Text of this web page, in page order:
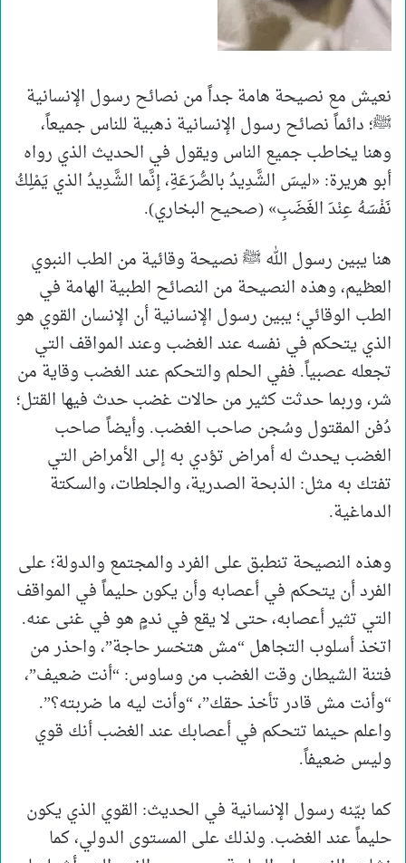
نعيش مع نصيحة هامة جداً من نصائح رسول الإنسانية
ﷺ؛ دائماً نصائح رسول الإنسانية ذهبية للناس جميعاً،
وهنا يخاطب جميع الناس ويقول في الحديث الذي رواه
أبو هريرة: «ليسَ الشَّدِيدُ بالصُّرَعَةِ، إنَّما الشَّدِيدُ الذي يَمْلِكُ
نَفْسَهُ عِنْدَ الغَضَبِ» (صحيح البخاري).
هنا يبين رسول الله ﷺ نصيحة وقائية من الطب النبوي
العظيم، وهذه النصيحة من النصائح الطبية الهامة في
الطب الوقائي؛ يبين رسول الإنسانية أن الإنسان القوي هو
الذي يتحكم في نفسه عند الغضب وعند المواقف التي
تجعله عصبياً. ففي الحلم والتحكم عند الغضب وقاية من
شر، وربما حدثت كثير من حالات غضب حدث فيها القتل؛
دُفن المقتول وسُجن صاحب الغضب. وأيضاً صاحب
الغضب يحدث له أمراض تؤدي به إلى الأمراض التي
تفتك به مثل: الذبحة الصدرية، والجلطات، والسكتة
الدماغية.
وهذه النصيحة تنطبق على الفرد والمجتمع والدولة؛ على
الفرد أن يتحكم في أعصابه وأن يكون حليماً في المواقف
التي تثير أعصابه، حتى لا يقع في ندمٍ هو في غنى عنه.
اتخذ أسلوب التجاهل “مش هتخسر حاجة”، واحذر من
فتنة الشيطان وقت الغضب من وساوس: “أنت ضعيف”،
“وأنت مش قادر تأخذ حقك”، “وأنت ليه ما ضربته؟”.
واعلم حينما تتحكم في أعصابك عند الغضب أنك قوي
وليس ضعيفاً.
كما بيّنه رسول الإنسانية في الحديث: القوي الذي يكون
حليماً عند الغضب. ولذلك على المستوى الدولي، كما